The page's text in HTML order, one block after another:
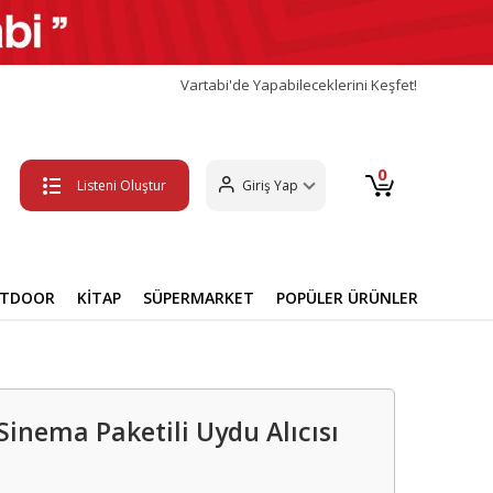
Vartabi'de Yapabileceklerini Keşfet!
Listeni Oluştur Giriş Yap 0
KİTAP SÜPERMARKET POPÜLER ÜRÜNLER
Paketili Uydu Alıcısı